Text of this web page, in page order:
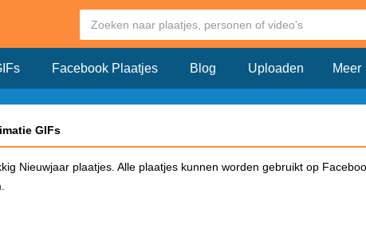
Facebook Plaatjes Blog Uploaden Meer
GIFs
Nieuwjaar plaatjes. Alle plaatjes kunnen worden gebruikt op